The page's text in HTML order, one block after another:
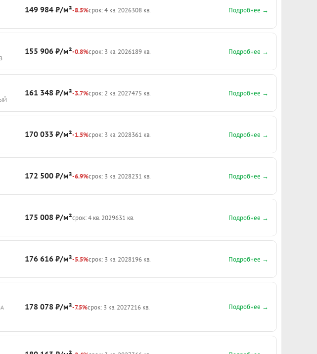
149 984 ₽/м²-8.5%срок: 4 кв. 2026308 кв. Подробнее →
155 906 ₽/м²-0.8%срок: 3 кв. 2026189 кв. Подробнее →
161 348 ₽/м²-3.7%срок: 2 кв. 2027475 кв. Подробнее →
170 033 ₽/м²-1.5%срок: 3 кв. 2028361 кв. Подробнее →
172 500 ₽/м²-6.9%срок: 3 кв. 2028231 кв. Подробнее →
175 008 ₽/м²срок: 4 кв. 2029631 кв. Подробнее →
176 616 ₽/м²-5.5%срок: 3 кв. 2028196 кв. Подробнее →
178 078 ₽/м²-7.5%срок: 3 кв. 2027216 кв. Подробнее →